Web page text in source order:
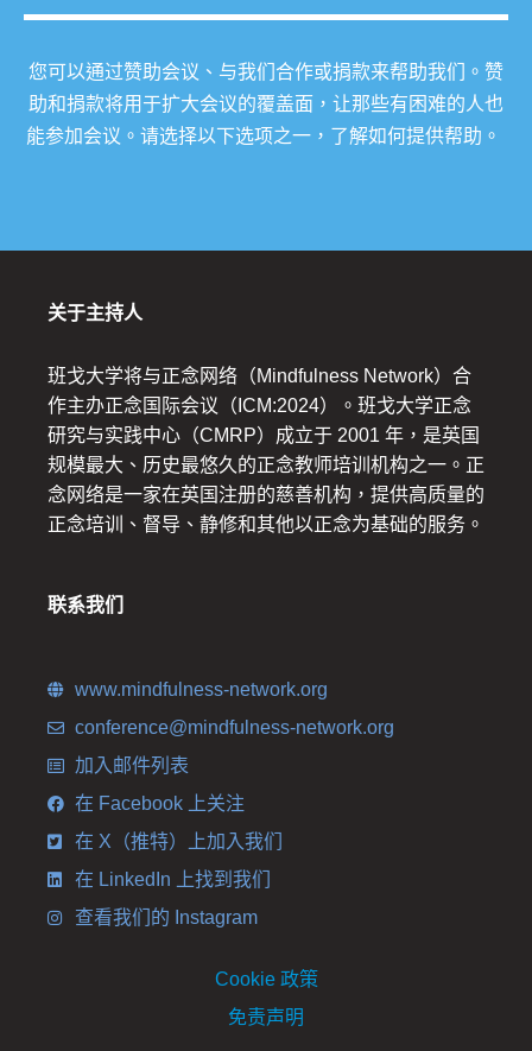
您可以通过赞助会议、与我们合作或捐款来帮助我们。赞
助和捐款将用于扩大会议的覆盖面，让那些有困难的人也
能参加会议。请选择以下选项之一，了解如何提供帮助。
关于主持人
班戈大学将与正念网络（Mindfulness Network）合
作主办正念国际会议（ICM:2024）。班戈大学正念
研究与实践中心（CMRP）成立于 2001 年，是英国
规模最大、历史最悠久的正念教师培训机构之一。正
念网络是一家在英国注册的慈善机构，提供高质量的
正念培训、督导、静修和其他以正念为基础的服务。
联系我们
www.mindfulness-network.org
conference@mindfulness-network.org
加入邮件列表
在 Facebook 上关注
在 X（推特）上加入我们
在 LinkedIn 上找到我们
查看我们的 Instagram
Cookie 政策
免责声明